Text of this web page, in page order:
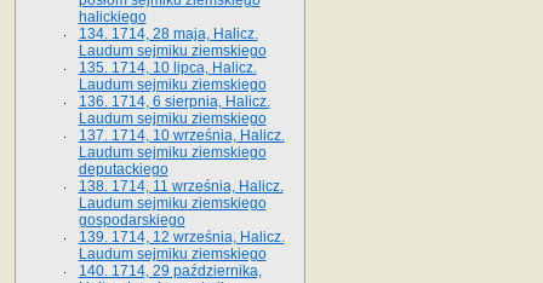
halickiego
134. 1714, 28 maja, Halicz.
Laudum sejmiku ziemskiego
135. 1714, 10 lipca, Halicz.
Laudum sejmiku ziemskiego
136. 1714, 6 sierpnia, Halicz.
Laudum sejmiku ziemskiego
137. 1714, 10 września, Halicz.
Laudum sejmiku ziemskiego
deputackiego
138. 1714, 11 września, Halicz.
Laudum sejmiku ziemskiego
gospodarskiego
139. 1714, 12 września, Halicz.
Laudum sejmiku ziemskiego
140. 1714, 29 października,